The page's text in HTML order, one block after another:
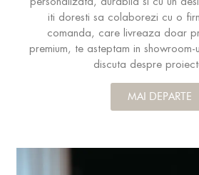
iti doresti sa colaborezi cu o
comanda, care livreaza doar
premium, te asteptam in showroom-
discuta despre
MAI DEPARTE